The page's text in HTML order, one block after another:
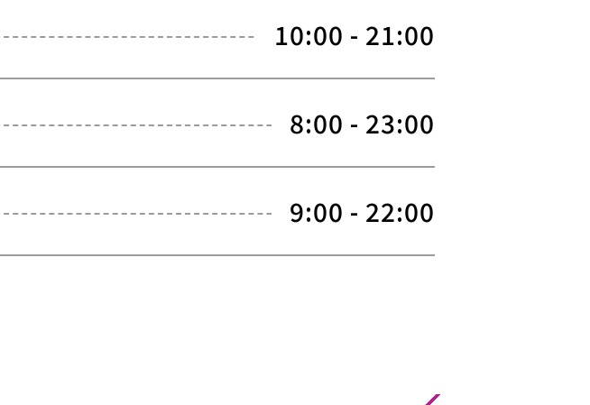
10:00 - 21:00
8:00 - 23:00
9:00 - 22:00